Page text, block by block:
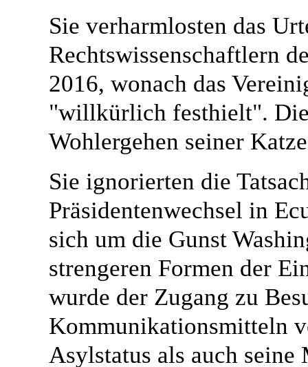
Sie verharmlosten das
Rechtswissenschaftlern
2016, wonach das
"willkürlich festhielt".
Wohlergehen seiner
Sie ignorierten die
Präsidentenwechsel in
sich um die Gunst
strengeren Formen der
wurde der Zugang zu
Kommunikationsmitteln
Asylstatus als auch seine